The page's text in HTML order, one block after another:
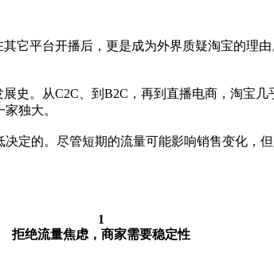
它平台开播后，更是成为外界质疑淘宝的理
史。从C2C、到B2C，再到直播电商，淘宝
独大。
定的。尽管短期的流量可能影响销售变化，
1
拒绝流量焦虑，商家需要稳定性